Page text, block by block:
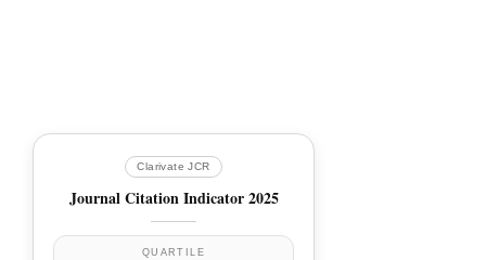
Clarivate JCR
Journal Citation Indicator 2025
QUARTILE